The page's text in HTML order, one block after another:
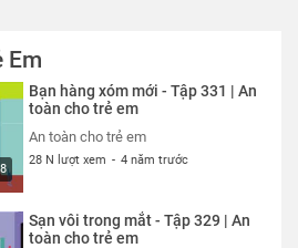
of children. SK VN provide free
and materials of kid safety.
Em
Bạn hàng xóm mới - Tập 331 | An
toàn cho trẻ em
An toàn cho trẻ em
28 N lượt xem - 4 năm trước
Sạn vôi trong mắt - Tập 329 | An
toàn cho trẻ em